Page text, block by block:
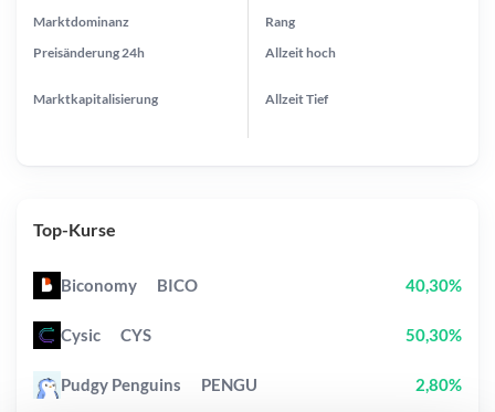
Preisänderung 24h
Marktdominanz
Marktkapitalisierung
Rang
Allzeithoch
AllzeitTief
Top-Kurse
Biconomy BICO 40,30%
Cysic CYS 50,30%
Pudgy Penguins PENGU 2,80%